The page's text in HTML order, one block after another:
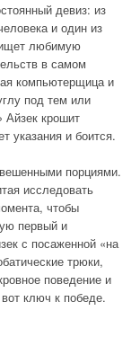
девиз: из
и один из
любимую
в самом
компьютерщица и
под тем или
Айзек крошит
указания и боится.
порциями.
исследовать
чтобы
первый и
с посаженной «на
трюки,
поведение и
ключ к победе.